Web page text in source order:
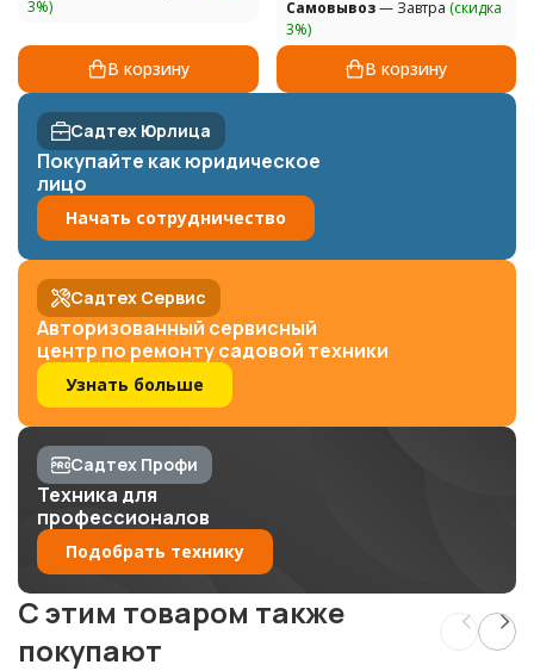
3%)
В корзину
Самовывоз— Завтра (скидка
3%)
В корзину
Садтех Юрлица
Покупайте как юридическое
лицо
Начать сотрудничество
Садтех Сервис
Авторизованный сервисный
центр по ремонту садовой техники
Узнать больше
Садтех Профи
Техника для
профессионалов
Подобрать технику
C этим товаром также
покупают